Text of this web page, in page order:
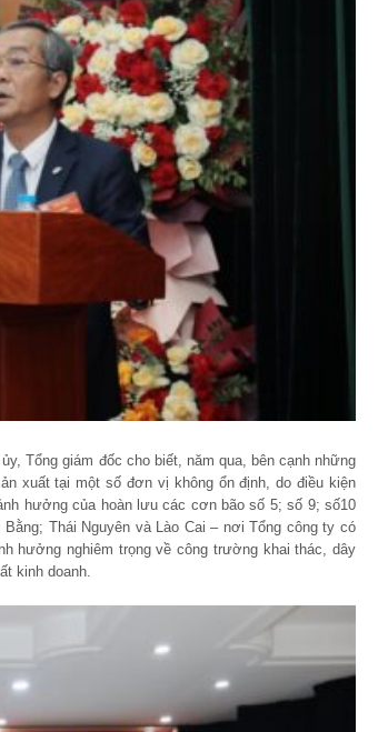
Tổng giám đốc cho biết, năm qua, bên cạnh những
xuất tại một số đơn vị không ổn định, do điều kiện
hưởng của hoàn lưu các cơn bão số 5; số 9; số10
Thái Nguyên và Lào Cai – nơi Tổng công ty có
hưởng nghiêm trọng về công trường khai thác, dây
kinh doanh.